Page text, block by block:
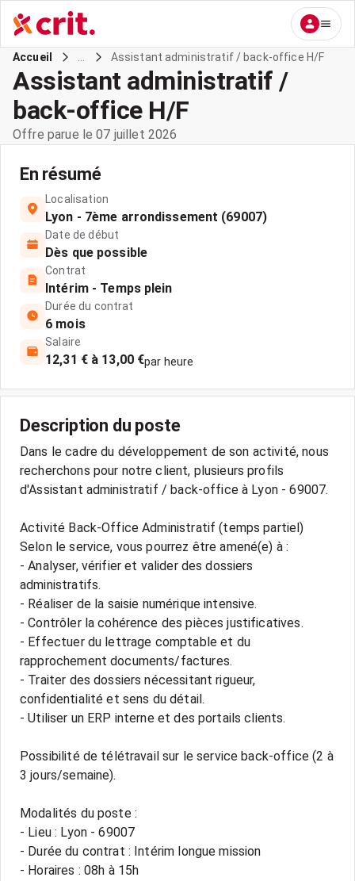
Accueil Assistant administratif / back-office H/F
Assistant administratif /
back-office H/F
Offre parue le 07 juillet 2026
En résumé
Localisation
Lyon - 7ème arrondissement (69007)
Date de début
Dès que possible
Contrat
Intérim - Temps plein
Durée du contrat
6 mois
Salaire
12,31 € à 13,00 €par heure
Description du poste
Dans le cadre du développement de son activité, nous
recherchons pour notre client, plusieurs profils
d'Assistant administratif / back-office à Lyon - 69007.
Activité Back-Office Administratif (temps partiel)
Selon le service, vous pourrez être amené(e) à :
- Analyser, vérifier et valider des dossiers
administratifs.
- Réaliser de la saisie numérique intensive.
- Contrôler la cohérence des pièces justificatives.
- Effectuer du lettrage comptable et du
rapprochement documents/factures.
- Traiter des dossiers nécessitant rigueur,
confidentialité et sens du détail.
- Utiliser un ERP interne et des portails clients.
Possibilité de télétravail sur le service back-office (2 à
3 jours/semaine).
Modalités du poste :
- Lieu : Lyon - 69007
- Durée du contrat : Intérim longue mission
- Horaires : 08h à 15h